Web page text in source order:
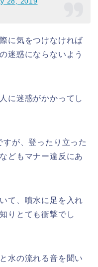
に気をつけなければ
迷惑にならないよう
に迷惑がかかってし
が、登ったり立った
などもマナー違反にあ
て、噴水に足を入れ
りとても衝撃でし
水の流れる音を聞い